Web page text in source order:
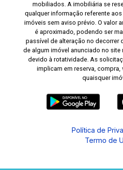
mobiliados. A imobiliária se
qualquer informação referente
imóveis sem aviso prévio. O valor
é aproximado, podendo ser
passível de alteração no decorrer
de algum imóvel anunciado no site
devido à rotatividade. As
implicam em reserva,
quaisquer
Política de
Termo de